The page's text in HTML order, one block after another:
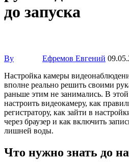
до запуска
By Ефремов Евгений
Настройка камеры
вполне реально решить своими
раньше этим не занимались. В этой
настроить видеокамеру, как
регистратору, как зайти в
через браузер и как включить
лишней воды.
Что нужно знать до